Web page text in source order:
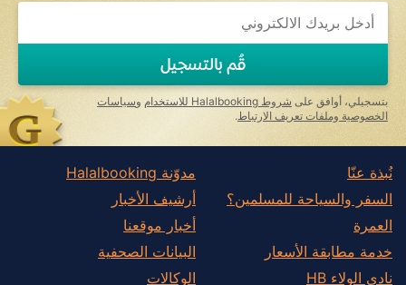
قُم بالتسجيل
بتسجيلي، أوافق على شروط Halalbooking للاستخدام وسياسات
الخصوصية وملفات تعريف الارتباط .
نُبذة عنّا
السفر والسياحة للمسلمين؟
العمرة
خدمة مطابقة الأسعار
نادي الولاء HB
مدوّنة Halalbooking
أرشيف الأخبار
أخبار موقعنا
البيانات الصحفية
الوكالات